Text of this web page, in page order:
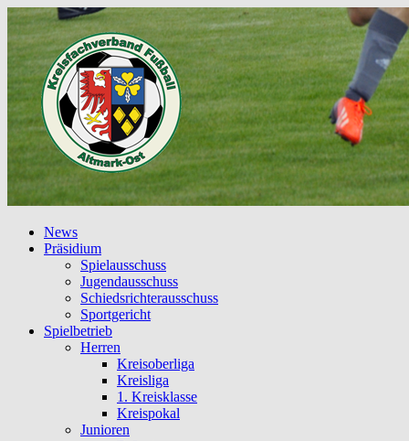
News
Präsidium
Spielausschuss
Jugendausschuss
Schiedsrichterausschuss
Sportgericht
Spielbetrieb
Herren
Kreisoberliga
Kreisliga
1. Kreisklasse
Kreispokal
Junioren